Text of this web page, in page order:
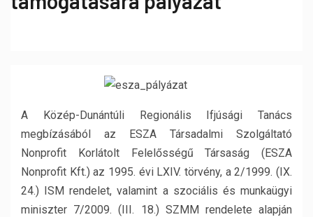
A Közép-Dunántúli Regionális Ifjúsági Tanács
megbízásából az ESZA Társadalmi Szolgáltató
Nonprofit Korlátolt Felelősségű Társaság (ESZA
Nonprofit Kft.) az 1995. évi LXIV. törvény, a 2/1999. (IX.
24.) ISM rendelet, valamint a szociális és munkaügyi
miniszter 7/2009. (III. 18.) SZMM rendelete alapján